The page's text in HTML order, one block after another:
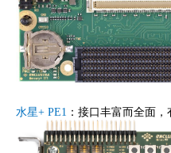
水星+ PE1 ：接口丰富而全面，